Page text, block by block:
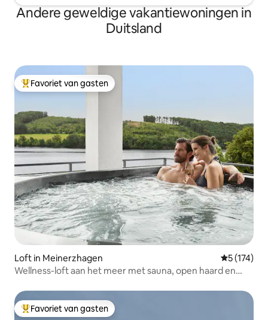
Andere geweldige vakantiewoningen in
Duitsland
Topfavoriet van gasten
Favoriet van gasten
Loft in Meinerzhagen
5 (174)
Wellness-loft aan het meer met sauna, open haard en
Topfavoriet van gasten
Favoriet van gasten